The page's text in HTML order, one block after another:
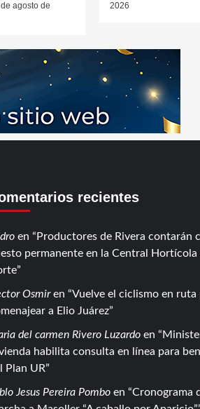
agosto de
2026
recientes
en
Productores de Rivera contarán
permanente en la Central Hortícola
Osmiren
Vuelve el ciclismo en ruta
a Elio Juárez
del carmen Rivero Luzardoen
habilita consulta en línea para
Plan UR
Jesus Pereira Pomboen
Cronograma